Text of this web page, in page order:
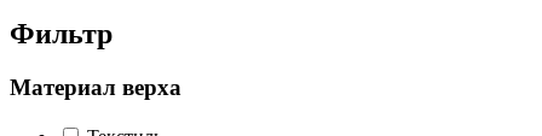
Фильтр
Материал верха